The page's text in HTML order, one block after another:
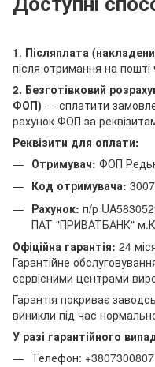
1. Післяплата
після отримання на пошті
2. Безготівковий
ФОП) — сплатити
рахунок ФОП за
Реквізити для оплати:
Отримувач: ФОП
Код отримувача:
Рахунок: п/р
ПАТ "ПРИВАТБАНК"
Офіційна гарантія: 24
Гарантійне
сервісними центрами
Гарантія покриває
виникли під час
У разі гарантійного
Телефон: